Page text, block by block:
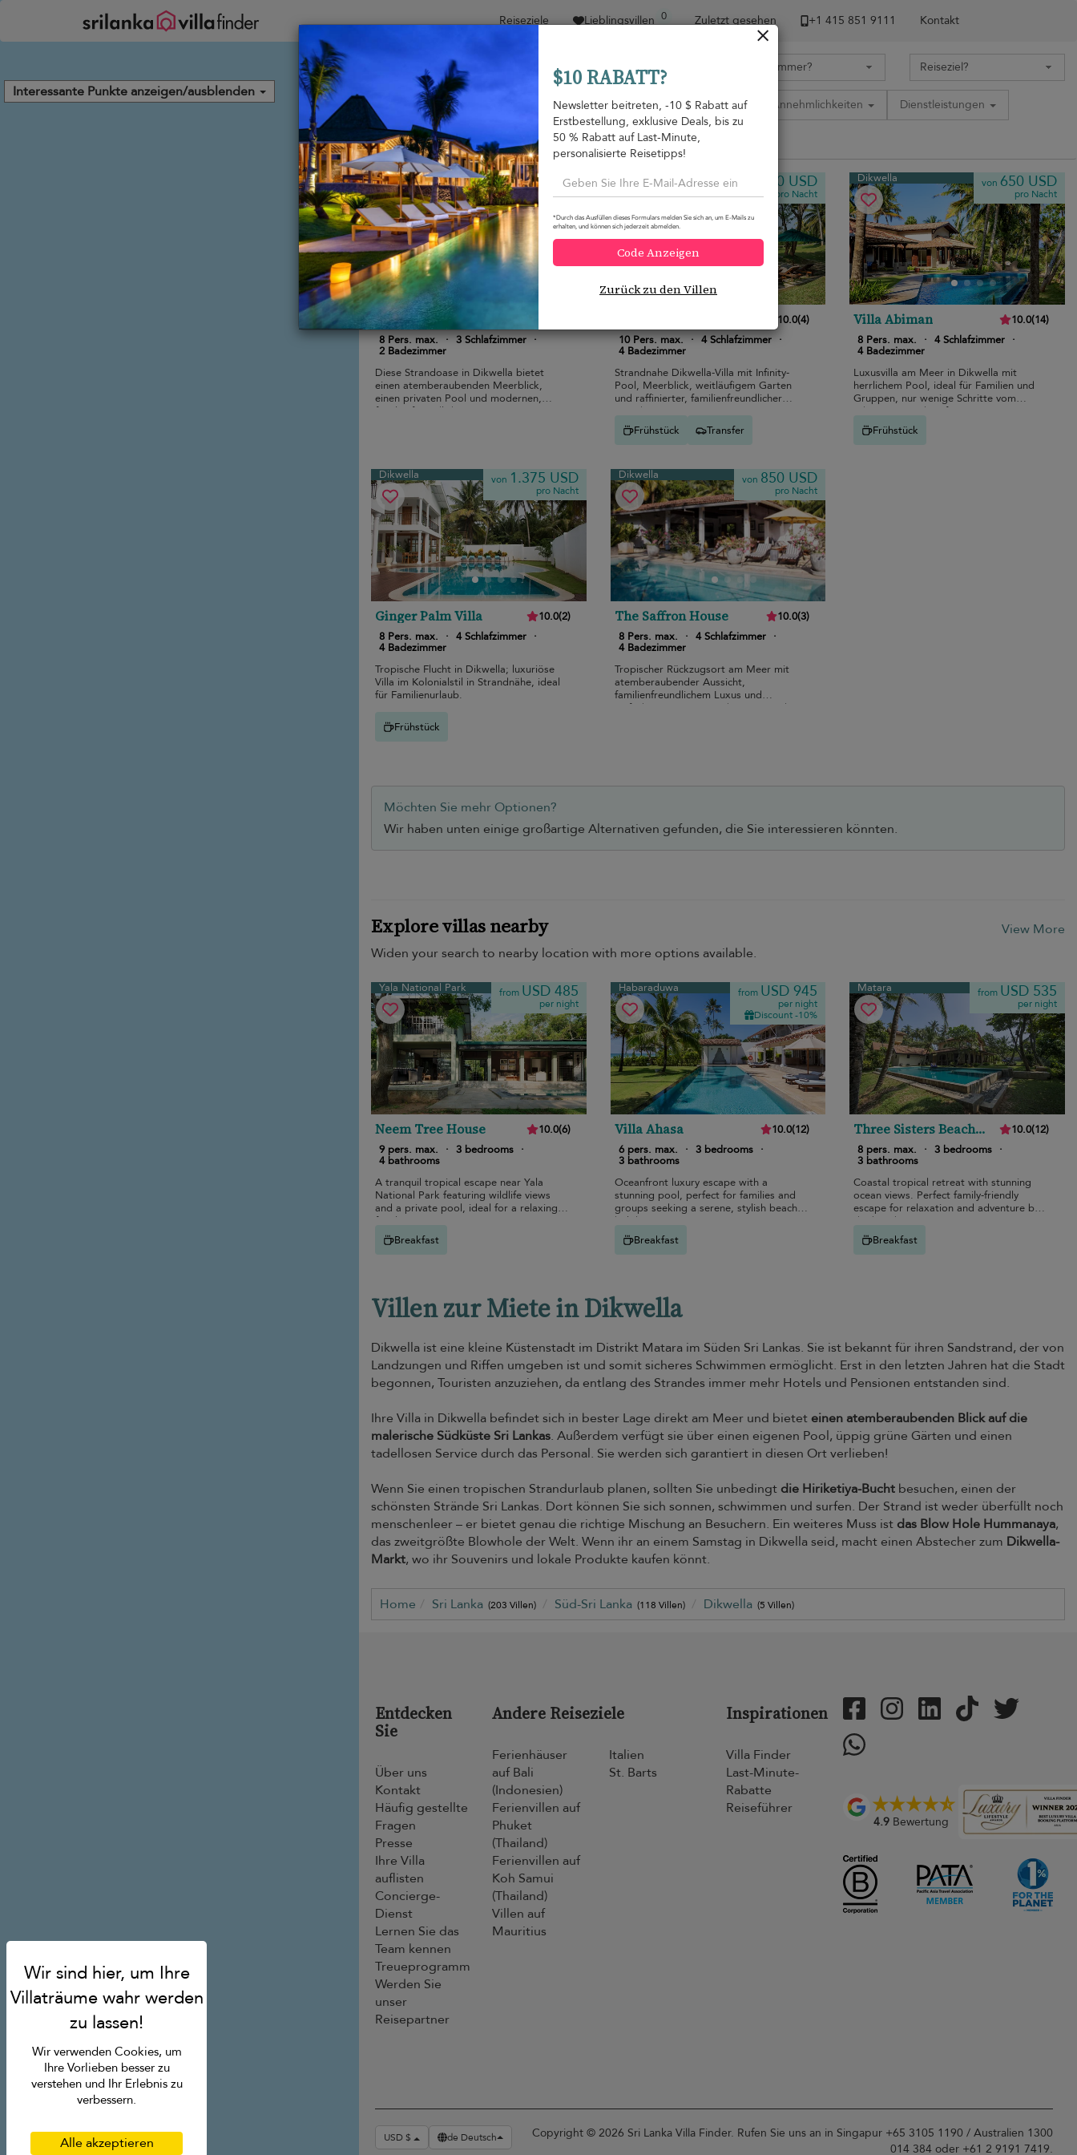
Reiseziele Lieblingsvillen 0 Zuletzt gesehen +1 ​415 851 9111 Kontakt
Interessante Punkte anzeigen/ausblenden
Sortieren nach Preisspanne Kollektionen Location Annehmlichkeiten
Dienstleistungen
Familien-Specials
Property type
Dikwella von388 USD
pro Nacht
Stow House
8 Pers. max. · 3 Schlafzimmer ·
2 Badezimmer
Diese Strandoase in Dikwella bietet
einen atemberaubenden Meerblick,
einen privaten Pool und modernen,
familienfreundlichen Luxus.
Dikwella 900 USD
pro Nacht
10.0(4)
10 Pers. max. · 4 Schlafzimmer ·
4 Badezimmer
Strandnahe Dikwella-Villa mit Infinity-
Pool, Meerblick, weitläufigem Garten
und raffinierter, familienfreundlicher
Einrichtung.
Frühstück
Transfer
Dikwella von 650 USD
pro Nacht
Villa Abiman 10.0(14)
8 Pers. max.
· 4 Schlafzimmer ·
4 Badezimmer
Luxusvilla am Meer in Dikwella mit
herrlichem Pool, ideal für Familien und
Gruppen, nur wenige Schritte vom
schönen Strand entfernt.
Frühstück
Dikwella von 1.375 USD
pro Nacht
Ginger Palm Villa 10.0(2)
8 Pers. max.
· 4 Schlafzimmer ·
4 Badezimmer
Tropische Flucht in Dikwella; luxuriöse
Villa im Kolonialstil in Strandnähe, ideal
für Familienurlaub.
Frühstück
Dikwella von 850 USD
pro Nacht
The Saffron House 10.0(3)
8 Pers. max.
· 4 Schlafzimmer ·
4 Badezimmer
Tropischer Rückzugsort am Meer mit
atemberaubender Aussicht,
familienfreundlichem Luxus und
einfachem Zugang zu ruhigen Stränden.
Möchten Sie mehr Optionen?
Wir haben unten einige großartige Alternativen gefunden, die Sie interessieren könnten.
Explore villas nearby
View More
Widen your search to nearby location with more options available.
Yala National Park from USD 485
per night
Neem Tree House 10.0(6)
9 pers. max.
· 3 bedrooms ·
4 bathrooms
A tranquil tropical escape near Yala
National Park featuring wildlife views
and a private pool, ideal for a relaxing
family retreat in nature.
Breakfast
Habaraduwa from USD 945
per night
Discount -10%
Villa Ahasa 10.0(12)
6 pers. max.
· 3 bedrooms ·
3 bathrooms
Oceanfront luxury escape with a
stunning pool, perfect for families and
groups seeking a serene, stylish beach
holiday.
Breakfast
Matara from USD 535
per night
Three Sisters Beach
House
10.0(12)
8 pers. max.
· 3 bedrooms ·
3 bathrooms
Coastal tropical retreat with stunning
ocean views. Perfect family-friendly
escape for relaxation and adventure by
the beach.
Breakfast
Villen zur Miete in Dikwella
Dikwella ist eine kleine Küstenstadt im Distrikt Matara im Süden Sri Lankas. Sie ist bekannt für ihren Sandstrand, der von
Landzungen und Riffen umgeben ist und somit sicheres Schwimmen ermöglicht. Erst in den letzten Jahren hat die Stadt
begonnen, Touristen anzuziehen, da entlang des Strandes immer mehr Hotels und Pensionen entstanden sind.
Ihre Villa in Dikwella befindet sich in bester Lage direkt am Meer und bietet einen atemberaubenden Blick auf die
malerische Südküste Sri Lankas. Außerdem verfügt sie über einen eigenen Pool, üppig grüne Gärten und einen
tadellosen Service durch das Personal. Sie werden sich garantiert in diesen Ort verlieben!
Wenn Sie einen tropischen Strandurlaub planen, sollten Sie unbedingt die Hiriketiya-Bucht besuchen, einen der
schönsten Strände Sri Lankas. Dort können Sie sich sonnen, schwimmen und surfen. Der Strand ist weder überfüllt noch
menschenleer – er bietet genau die richtige Mischung an Besuchern. Ein weiteres Muss ist das Blow Hole Hummanaya,
das zweitgrößte Blowhole der Welt. Wenn ihr an einem Samstag in Dikwella seid, macht einen Abstecher zum Dikwella-
Markt, wo ihr Souvenirs und lokale Produkte kaufen könnt.
Home Sri Lanka (203 Villen) Süd-Sri Lanka (118 Villen) Dikwella (5 Villen)
$10 RABATT?
Newsletter beitreten, -10 $ Rabatt auf
Erstbestellung, exklusive Deals, bis zu
50 % Rabatt auf Last-Minute,
personalisierte Reisetipps!
*Durch das Ausfüllen dieses Formulars melden Sie sich an, um E-Mails zu
erhalten, und können sich jederzeit abmelden.
Code Anzeigen
Zurück zu den Villen
Entdecken
Sie
Über uns
Kontakt
Häufig gestellte
Fragen
Presse
Ihre Villa
auflisten
Concierge-
Dienst
Lernen Sie das
Team kennen
Treueprogramm
Werden Sie
unser
Reisepartner
Andere Reiseziele
Ferienhäuser
auf Bali
(Indonesien)
Ferienvillen auf
Phuket
(Thailand)
Ferienvillen auf
Koh Samui
(Thailand)
Villen auf
Mauritius
Italien
St. Barts
Inspirationen
Villa Finder
Last-Minute-
Rabatte
Reiseführer
4.9Bewertung
USD $ de Deutsch
Copyright © 2026 Sri Lanka Villa Finder. Rufen Sie uns an in Singapur +65 3105 1190 / Australien 1300
014 384 oder +61 2 9191 7419.
Cookie-Einstellungen
Wir verwenden Cookies, um
Ihre Vorlieben besser zu
verstehen und Ihr Erlebnis zu
verbessern.
Alle akzeptieren